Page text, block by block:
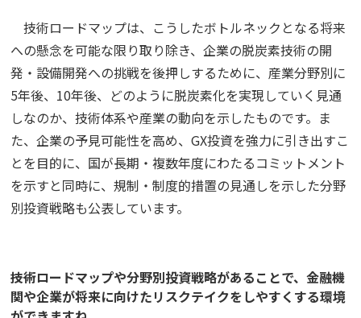
技術ロードマップは、こうしたボトルネックとなる将来
への懸念を可能な限り取り除き、企業の脱炭素技術の開
発・設備開発への挑戦を後押しするために、産業分野別に
5年後、10年後、どのように脱炭素化を実現していく見通
しなのか、技術体系や産業の動向を示したものです。ま
た、企業の予見可能性を高め、GX投資を強力に引き出すこ
とを目的に、国が長期・複数年度にわたるコミットメント
を示すと同時に、規制・制度的措置の見通しを示した分野
別投資戦略も公表しています。
――技術ロードマップや分野別投資戦略があることで、金融機
関や企業が将来に向けたリスクテイクをしやすくする環境